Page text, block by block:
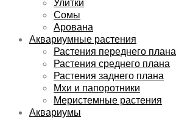
Сомы
Арована
Аквариумные растения
Растения переднего плана
Растения среднего плана
Растения заднего плана
Мхи и папоротники
Меристемные растения
Аквариумы